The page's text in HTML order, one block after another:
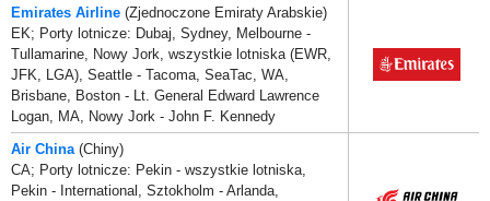
Emirates Airline (Zjednoczone Emiraty Arabskie)
EK; Porty lotnicze: Dubaj, Sydney, Melbourne -
Tullamarine, Nowy Jork, wszystkie lotniska (EWR,
JFK, LGA), Seattle - Tacoma, SeaTac, WA,
Brisbane, Boston - Lt. General Edward Lawrence
Logan, MA, Nowy Jork - John F. Kennedy
Air China (Chiny)
CA; Porty lotnicze: Pekin - wszystkie lotniska,
Pekin - International, Sztokholm - Arlanda,